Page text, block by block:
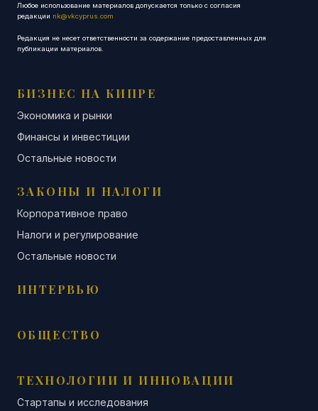
Любое использование материалов допускается только с согласия
редакции nk@vkcyprus.com
Редакция не несет ответственности за содержание предоставленных для
публикации материалов.
БИЗНЕС НА КИПРЕ
Экономика и рынки
Финансы и инвестиции
Остальные новости
ЗАКОНЫ И НАЛОГИ
Корпоративное право
Налоги и регулирование
Остальные новости
ИНТЕРВЬЮ
ОБЩЕСТВО
ТЕХНОЛОГИИ И ИННОВАЦИИ
Стартапы и исследования